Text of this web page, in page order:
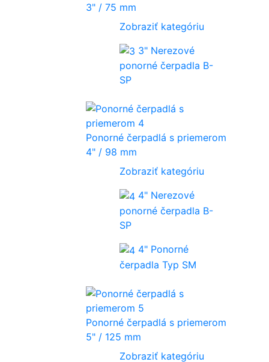
3" / 75 mm
Zobraziť kategóriu
3" Nerezové
ponorné čerpadla B-
SP
Ponorné čerpadlá s priemerom
4" / 98 mm
Zobraziť kategóriu
4" Nerezové
ponorné čerpadla B-
SP
4" Ponorné
čerpadla Typ SM
Ponorné čerpadlá s priemerom
5" / 125 mm
Zobraziť kategóriu